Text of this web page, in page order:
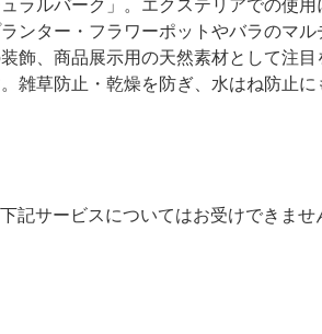
ラルバーク」。エクステリアでの使
ンター・フラワーポットやバラのマ
飾、商品展示用の天然素材として注
雑草防止・乾燥を防ぎ、水はね防止に
サービスについてはお受けできませ